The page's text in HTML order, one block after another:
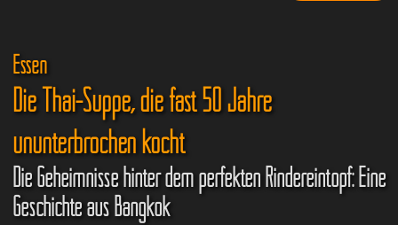
Essen
Die Thai-Suppe, die fast 50 Jahre
ununterbrochen kocht
Die Geheimnisse hinter dem perfekten Rindereintopf: Eine
Geschichte aus Bangkok